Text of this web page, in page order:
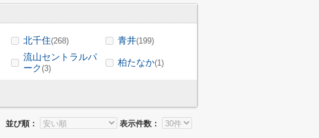
北千住(268) 青井(199)
流山セントラルパ
ーク(3)
柏たなか(1)
並び順： 表示件数：